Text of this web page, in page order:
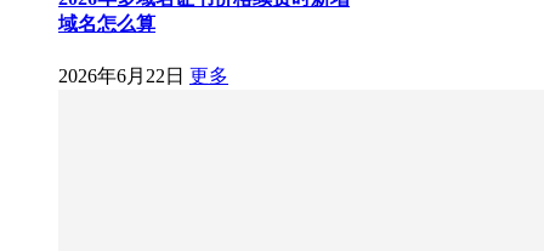
域名怎么算
2026年6月22日 更多